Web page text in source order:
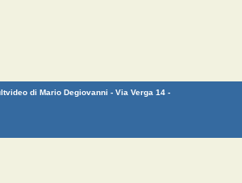
di Mario Degiovanni - Via Verga 14 -